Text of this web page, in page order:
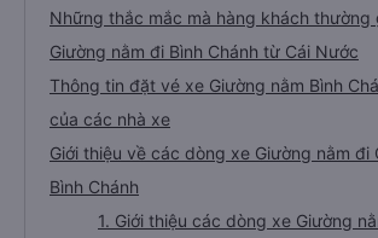
Những thắc mắc mà hàng khách
Giường nằm đi Bình Chánh từ Cái Nước
Thông tin đặt vé xe Giường nằm Bình
của các nhà xe
Giới thiệu về các dòng xe Giường nằm đi
Bình Chánh
1. Giới thiệu các dòng xe Giường